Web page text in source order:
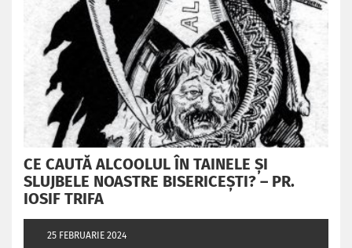
CE CAUTĂ ALCOOLUL ÎN TAINELE ŞI
SLUJBELE NOASTRE BISERICEŞTI? – PR.
IOSIF TRIFA
25 FEBRUARIE 2024